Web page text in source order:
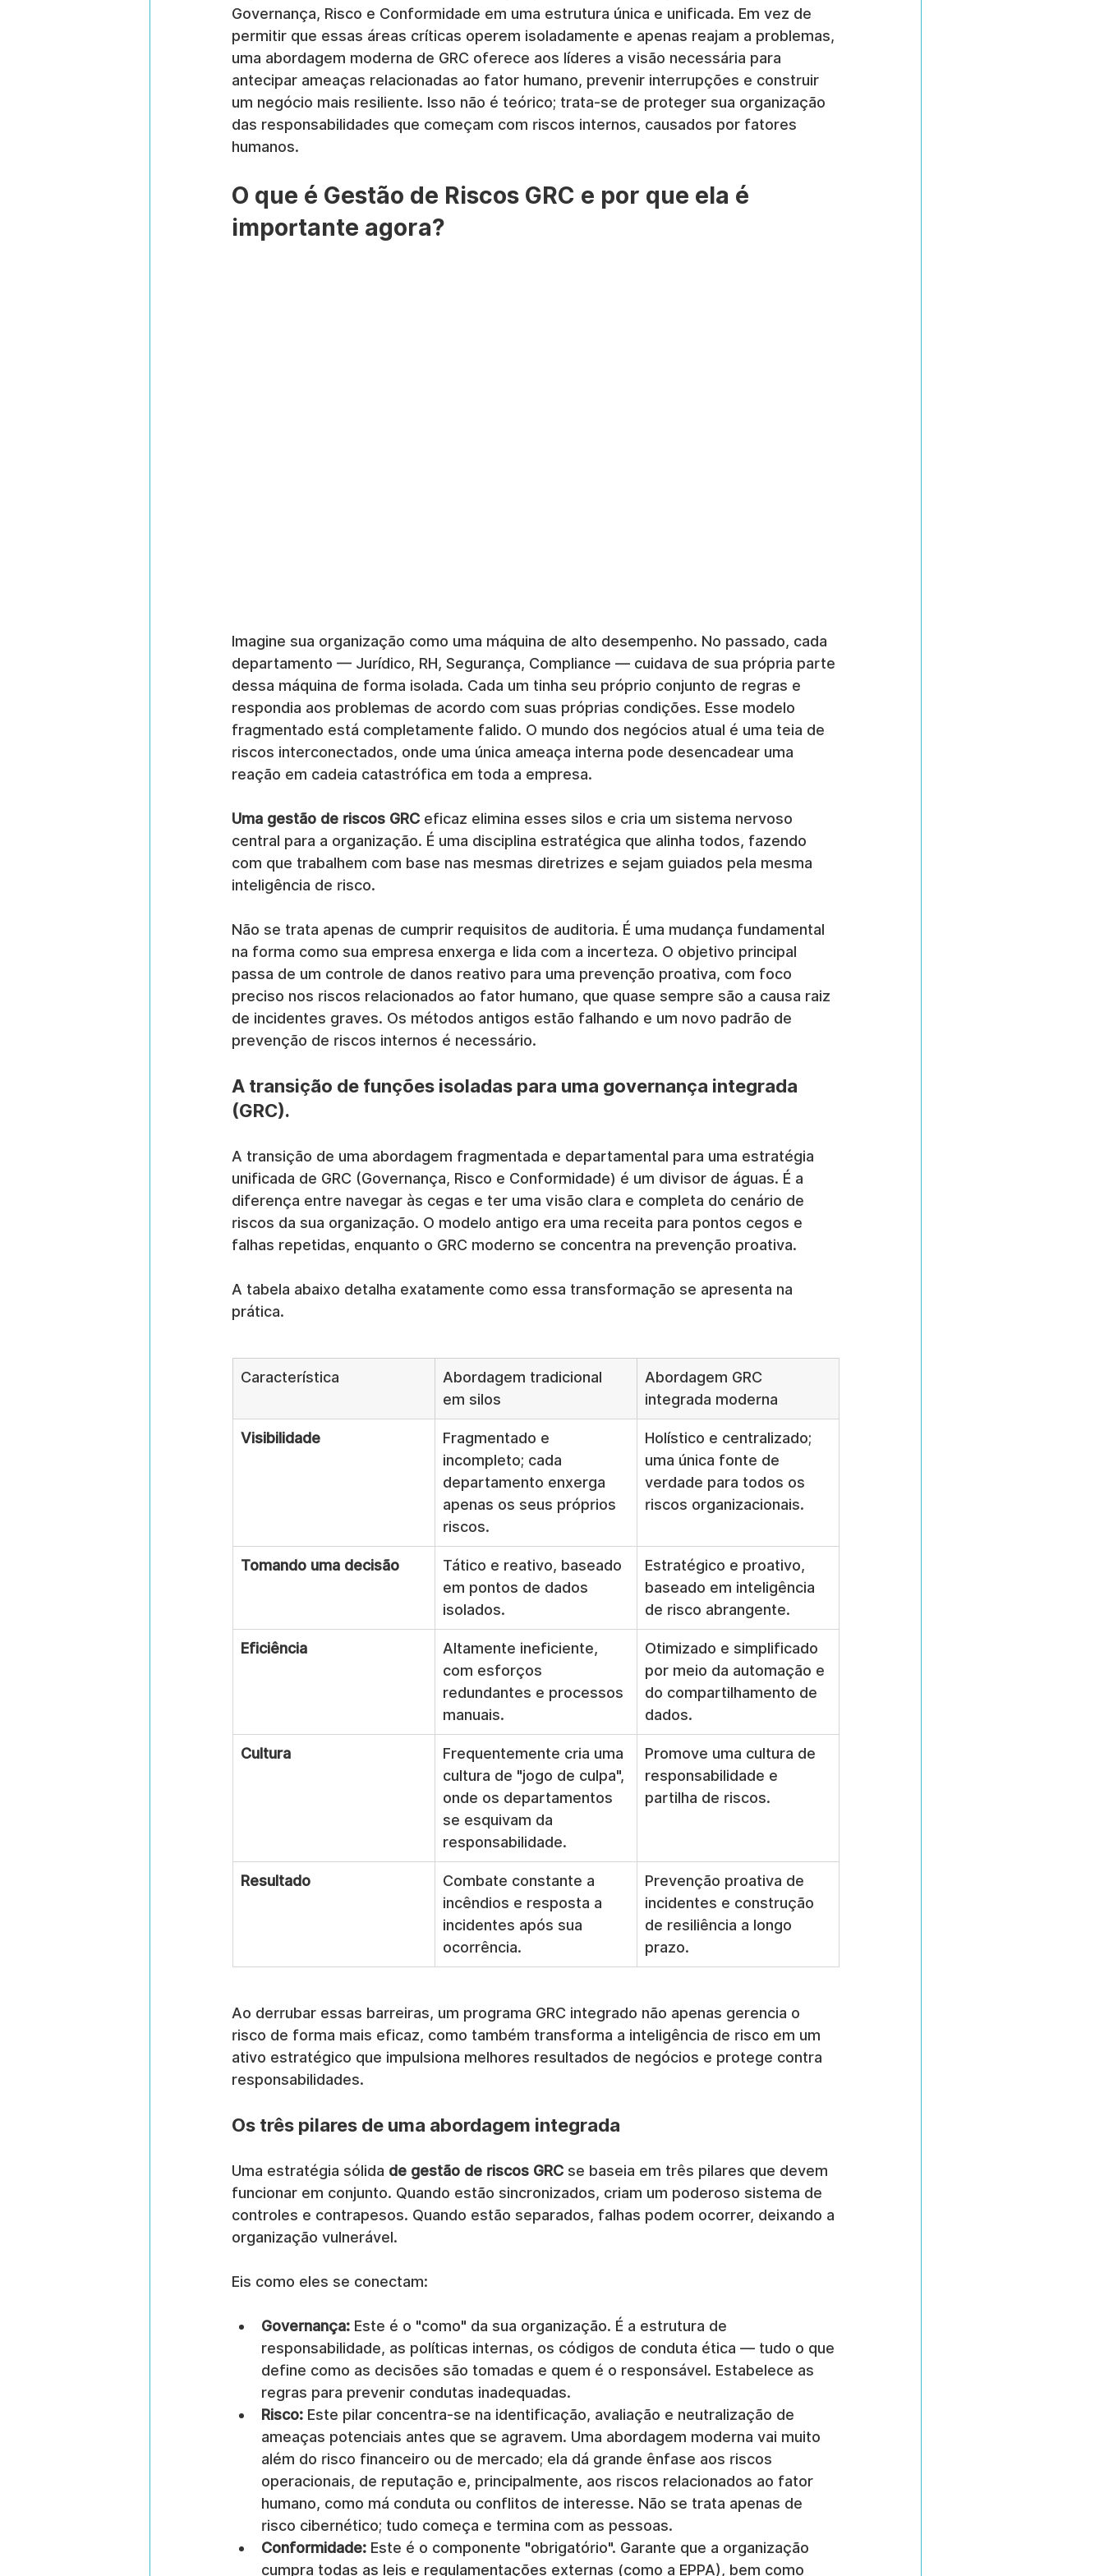
Governança, Risco e Conformidade em uma estrutura única e unificada. Em vez de
permitir que essas áreas críticas operem isoladamente e apenas reajam a problemas,
uma abordagem moderna de GRC oferece aos líderes a visão necessária para
antecipar ameaças relacionadas ao fator humano, prevenir interrupções e construir
um negócio mais resiliente. Isso não é teórico; trata-se de proteger sua organização
das responsabilidades que começam com riscos internos, causados por fatores
humanos.
O que é Gestão de Riscos GRC e por que ela é
importante agora?
Imagine sua organização como uma máquina de alto desempenho. No passado, cada
departamento — Jurídico, RH, Segurança, Compliance — cuidava de sua própria parte
dessa máquina de forma isolada. Cada um tinha seu próprio conjunto de regras e
respondia aos problemas de acordo com suas próprias condições. Esse modelo
fragmentado está completamente falido. O mundo dos negócios atual é uma teia de
riscos interconectados, onde uma única ameaça interna pode desencadear uma
reação em cadeia catastrófica em toda a empresa.
Uma gestão de riscos GRC eficaz elimina esses silos e cria um sistema nervoso
central para a organização. É uma disciplina estratégica que alinha todos, fazendo
com que trabalhem com base nas mesmas diretrizes e sejam guiados pela mesma
inteligência de risco.
Não se trata apenas de cumprir requisitos de auditoria. É uma mudança fundamental
na forma como sua empresa enxerga e lida com a incerteza. O objetivo principal
passa de um controle de danos reativo para uma prevenção proativa, com foco
preciso nos riscos relacionados ao fator humano, que quase sempre são a causa raiz
de incidentes graves. Os métodos antigos estão falhando e um novo padrão de
prevenção de riscos internos é necessário.
A transição de funções isoladas para uma governança integrada
(GRC).
A transição de uma abordagem fragmentada e departamental para uma estratégia
unificada de GRC (Governança, Risco e Conformidade) é um divisor de águas. É a
diferença entre navegar às cegas e ter uma visão clara e completa do cenário de
riscos da sua organização. O modelo antigo era uma receita para pontos cegos e
falhas repetidas, enquanto o GRC moderno se concentra na prevenção proativa.
A tabela abaixo detalha exatamente como essa transformação se apresenta na
prática.
Característica
Abordagem tradicional
em silos
Abordagem GRC
integrada moderna
Visibilidade
Fragmentado e
incompleto; cada
departamento enxerga
apenas os seus próprios
riscos.
Holístico e centralizado;
uma única fonte de
verdade para todos os
riscos organizacionais.
Tomando uma decisão
Tático e reativo, baseado
em pontos de dados
isolados.
Estratégico e proativo,
baseado em inteligência
de risco abrangente.
Eficiência
Altamente ineficiente,
com esforços
redundantes e processos
manuais.
Otimizado e simplificado
por meio da automação e
do compartilhamento de
dados.
Cultura
Frequentemente cria uma
cultura de "jogo de culpa",
onde os departamentos
se esquivam da
responsabilidade.
Promove uma cultura de
responsabilidade e
partilha de riscos.
Resultado
Combate constante a
incêndios e resposta a
incidentes após sua
ocorrência.
Prevenção proativa de
incidentes e construção
de resiliência a longo
prazo.
Ao derrubar essas barreiras, um programa GRC integrado não apenas gerencia o
risco de forma mais eficaz, como também transforma a inteligência de risco em um
ativo estratégico que impulsiona melhores resultados de negócios e protege contra
responsabilidades.
Os três pilares de uma abordagem integrada
Uma estratégia sólida de gestão de riscos GRC se baseia em três pilares que devem
funcionar em conjunto. Quando estão sincronizados, criam um poderoso sistema de
controles e contrapesos. Quando estão separados, falhas podem ocorrer, deixando a
organização vulnerável.
Eis como eles se conectam:
Governança: Este é o "como" da sua organização. É a estrutura de
responsabilidade, as políticas internas, os códigos de conduta ética — tudo o que
define como as decisões são tomadas e quem é o responsável. Estabelece as
regras para prevenir condutas inadequadas.
Risco: Este pilar concentra-se na identificação, avaliação e neutralização de
ameaças potenciais antes que se agravem. Uma abordagem moderna vai muito
além do risco financeiro ou de mercado; ela dá grande ênfase aos riscos
operacionais, de reputação e, principalmente, aos riscos relacionados ao fator
humano, como má conduta ou conflitos de interesse. Não se trata apenas de
risco cibernético; tudo começa e termina com as pessoas.
Conformidade: Este é o componente "obrigatório". Garante que a organização
cumpra todas as leis e regulamentações externas (como a EPPA), bem como